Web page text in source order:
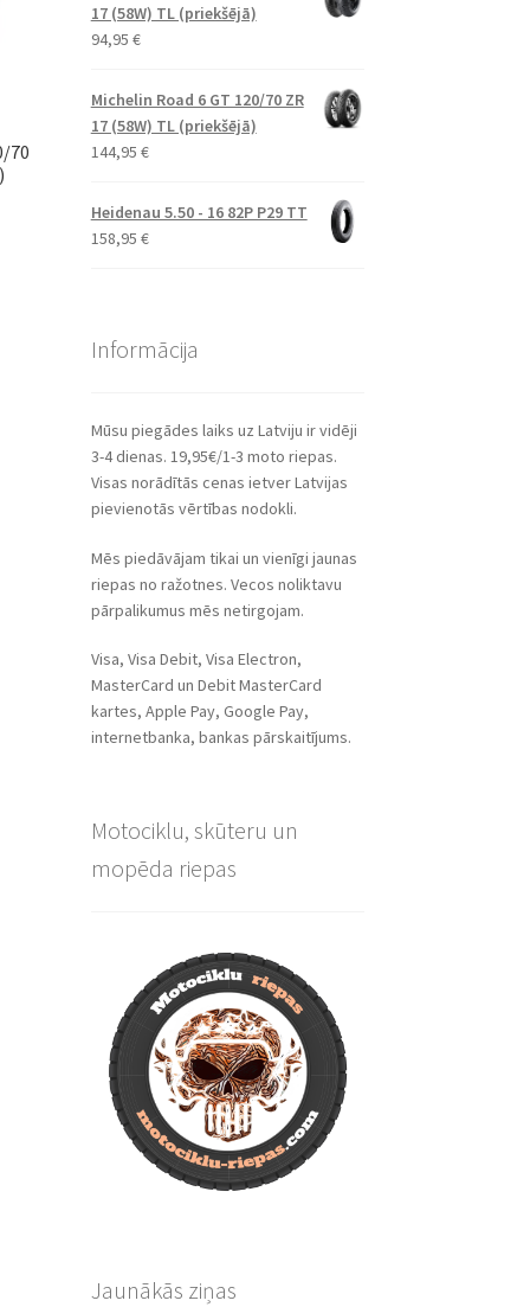
70
17 (58W) TL (priekšējā)
94,95 €
Michelin Road 6 GT 120/70 ZR
17 (58W) TL (priekšējā)
144,95 €
Heidenau 5.50 - 16 82P P29 TT
158,95 €
Informācija
Mūsu piegādes laiks uz Latviju ir vidēji
3-4 dienas. 19,95€/1-3 moto riepas.
Visas norādītās cenas ietver Latvijas
pievienotās vērtības nodokli.
Mēs piedāvājam tikai un vienīgi jaunas
riepas no ražotnes. Vecos noliktavu
pārpalikumus mēs netirgojam.
Visa, Visa Debit, Visa Electron,
MasterCard un Debit MasterCard
kartes, Apple Pay, Google Pay,
internetbanka, bankas pārskaitījums.
Motociklu, skūteru un
mopēda riepas
Jaunākās ziņas